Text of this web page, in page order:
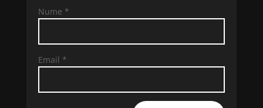
Nume *
Email *